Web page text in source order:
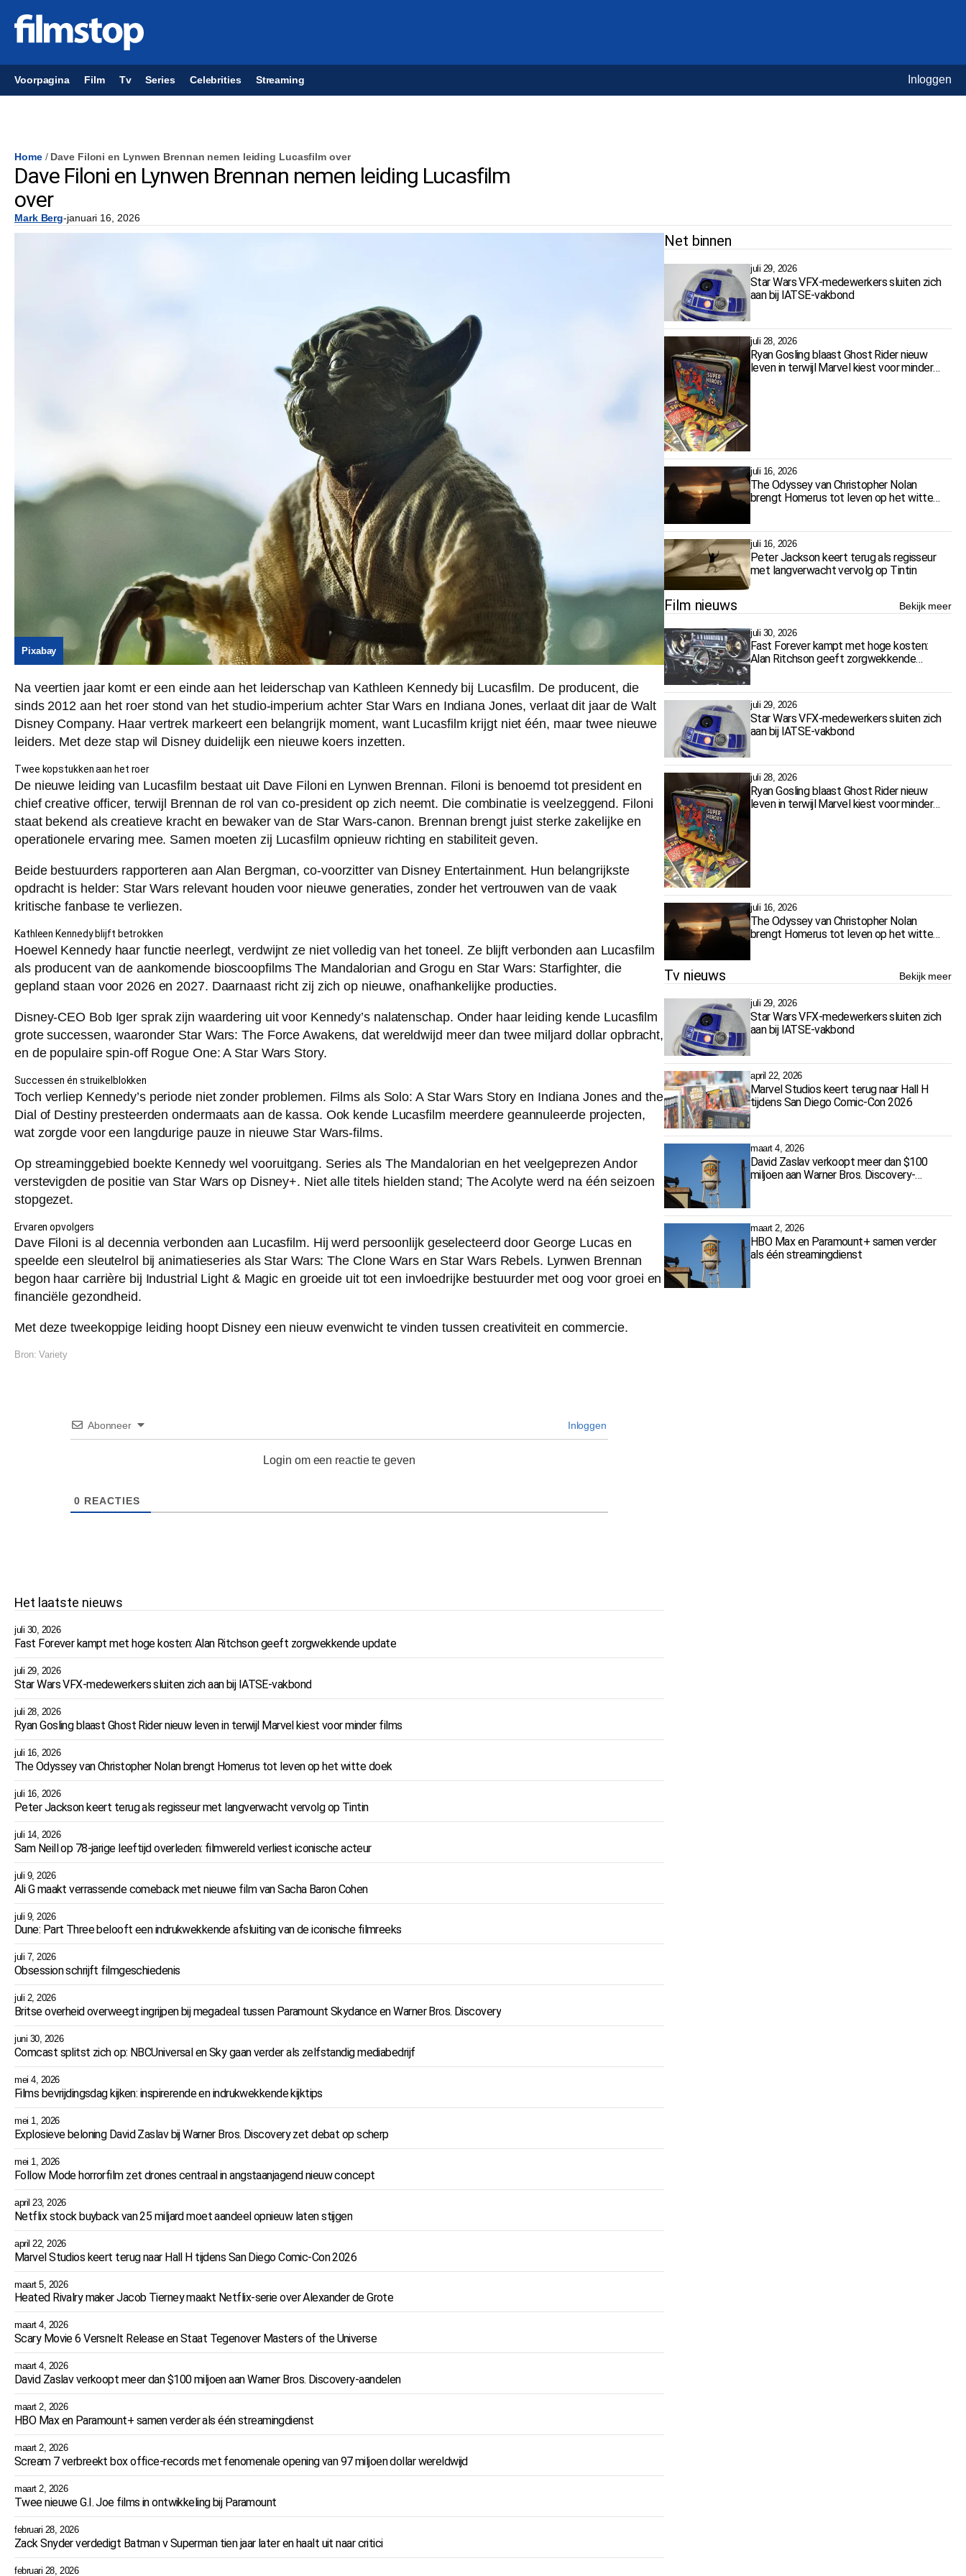
Voorpagina Film Tv Series Celebrities Streaming Inloggen
Home/ Dave Filoni en Lynwen Brennan nemen leiding Lucasfilm over
Dave Filoni en Lynwen Brennan nemen leiding Lucasfilm
over
Mark Berg-januari 16, 2026
Pixabay
Na veertien jaar komt er een einde aan het leiderschap van Kathleen Kennedy bij Lucasfilm. De producent, die
sinds 2012 aan het roer stond van het studio-imperium achter Star Wars en Indiana Jones, verlaat dit jaar de Walt
Disney Company. Haar vertrek markeert een belangrijk moment, want Lucasfilm krijgt niet één, maar twee nieuwe
leiders. Met deze stap wil Disney duidelijk een nieuwe koers inzetten.
Twee kopstukken aan het roer
De nieuwe leiding van Lucasfilm bestaat uit Dave Filoni en Lynwen Brennan. Filoni is benoemd tot president en
chief creative officer, terwijl Brennan de rol van co-president op zich neemt. Die combinatie is veelzeggend. Filoni
staat bekend als creatieve kracht en bewaker van de Star Wars-canon. Brennan brengt juist sterke zakelijke en
operationele ervaring mee. Samen moeten zij Lucasfilm opnieuw richting en stabiliteit geven.
Beide bestuurders rapporteren aan Alan Bergman, co-voorzitter van Disney Entertainment. Hun belangrijkste
opdracht is helder: Star Wars relevant houden voor nieuwe generaties, zonder het vertrouwen van de vaak
kritische fanbase te verliezen.
Kathleen Kennedy blijft betrokken
Hoewel Kennedy haar functie neerlegt, verdwijnt ze niet volledig van het toneel. Ze blijft verbonden aan Lucasfilm
als producent van de aankomende bioscoopfilms The Mandalorian and Grogu en Star Wars: Starfighter, die
gepland staan voor 2026 en 2027. Daarnaast richt zij zich op nieuwe, onafhankelijke producties.
Disney-CEO Bob Iger sprak zijn waardering uit voor Kennedy’s nalatenschap. Onder haar leiding kende Lucasfilm
grote successen, waaronder Star Wars: The Force Awakens, dat wereldwijd meer dan twee miljard dollar opbracht,
en de populaire spin-off Rogue One: A Star Wars Story.
Successen én struikelblokken
Toch verliep Kennedy’s periode niet zonder problemen. Films als Solo: A Star Wars Story en Indiana Jones and the
Dial of Destiny presteerden ondermaats aan de kassa. Ook kende Lucasfilm meerdere geannuleerde projecten,
wat zorgde voor een langdurige pauze in nieuwe Star Wars-films.
Op streaminggebied boekte Kennedy wel vooruitgang. Series als The Mandalorian en het veelgeprezen Andor
verstevigden de positie van Star Wars op Disney+. Niet alle titels hielden stand; The Acolyte werd na één seizoen
stopgezet.
Ervaren opvolgers
Dave Filoni is al decennia verbonden aan Lucasfilm. Hij werd persoonlijk geselecteerd door George Lucas en
speelde een sleutelrol bij animatieseries als Star Wars: The Clone Wars en Star Wars Rebels. Lynwen Brennan
begon haar carrière bij Industrial Light & Magic en groeide uit tot een invloedrijke bestuurder met oog voor groei en
financiële gezondheid.
Met deze tweekoppige leiding hoopt Disney een nieuw evenwicht te vinden tussen creativiteit en commercie.
Bron:Variety
Abonneer Inloggen
Login om een reactie te geven
0 REACTIES
Het laatste nieuws
juli 30, 2026
Fast Forever kampt met hoge kosten: Alan Ritchson geeft zorgwekkende update
juli 29, 2026
Star Wars VFX-medewerkers sluiten zich aan bij IATSE-vakbond
juli 28, 2026
Ryan Gosling blaast Ghost Rider nieuw leven in terwijl Marvel kiest voor minder films
juli 16, 2026
The Odyssey van Christopher Nolan brengt Homerus tot leven op het witte doek
juli 16, 2026
Peter Jackson keert terug als regisseur met langverwacht vervolg op Tintin
juli 14, 2026
Sam Neill op 78-jarige leeftijd overleden: filmwereld verliest iconische acteur
juli 9, 2026
Ali G maakt verrassende comeback met nieuwe film van Sacha Baron Cohen
juli 9, 2026
Dune: Part Three belooft een indrukwekkende afsluiting van de iconische filmreeks
juli 7, 2026
Obsession schrijft filmgeschiedenis
juli 2, 2026
Britse overheid overweegt ingrijpen bij megadeal tussen Paramount Skydance en Warner Bros. Discovery
juni 30, 2026
Comcast splitst zich op: NBCUniversal en Sky gaan verder als zelfstandig mediabedrijf
mei 4, 2026
Films bevrijdingsdag kijken: inspirerende en indrukwekkende kijktips
mei 1, 2026
Explosieve beloning David Zaslav bij Warner Bros. Discovery zet debat op scherp
mei 1, 2026
Follow Mode horrorfilm zet drones centraal in angstaanjagend nieuw concept
april 23, 2026
Netflix stock buyback van 25 miljard moet aandeel opnieuw laten stijgen
april 22, 2026
Marvel Studios keert terug naar Hall H tijdens San Diego Comic-Con 2026
maart 5, 2026
Heated Rivalry maker Jacob Tierney maakt Netflix-serie over Alexander de Grote
maart 4, 2026
Scary Movie 6 Versnelt Release en Staat Tegenover Masters of the Universe
maart 4, 2026
David Zaslav verkoopt meer dan $100 miljoen aan Warner Bros. Discovery-aandelen
maart 2, 2026
HBO Max en Paramount+ samen verder als één streamingdienst
maart 2, 2026
Scream 7 verbreekt box office-records met fenomenale opening van 97 miljoen dollar wereldwijd
maart 2, 2026
Twee nieuwe G.I. Joe films in ontwikkeling bij Paramount
februari 28, 2026
Zack Snyder verdedigt Batman v Superman tien jaar later en haalt uit naar critici
februari 28, 2026
Net binnen
juli 29, 2026
Star Wars VFX-medewerkers sluiten zich
aan bij IATSE-vakbond
juli 28, 2026
Ryan Gosling blaast Ghost Rider nieuw
leven in terwijl Marvel kiest voor minder
juli 16, 2026
The Odyssey van Christopher Nolan
brengt Homerus tot leven op het witte
juli 16, 2026
Peter Jackson keert terug als regisseur
met langverwacht vervolg op Tintin
Film nieuws Bekijk meer
juli 30, 2026
Fast Forever kampt met hoge kosten:
Alan Ritchson geeft zorgwekkende
juli 29, 2026
Star Wars VFX-medewerkers sluiten zich
aan bij IATSE-vakbond
juli 28, 2026
Ryan Gosling blaast Ghost Rider nieuw
leven in terwijl Marvel kiest voor minder
juli 16, 2026
The Odyssey van Christopher Nolan
brengt Homerus tot leven op het witte
Tv nieuws Bekijk meer
juli 29, 2026
Star Wars VFX-medewerkers sluiten zich
aan bij IATSE-vakbond
april 22, 2026
Marvel Studios keert terug naar Hall H
tijdens San Diego Comic-Con 2026
maart 4, 2026
David Zaslav verkoopt meer dan $100
miljoen aan Warner Bros. Discovery-
maart 2, 2026
HBO Max en Paramount+ samen verder
als één streamingdienst